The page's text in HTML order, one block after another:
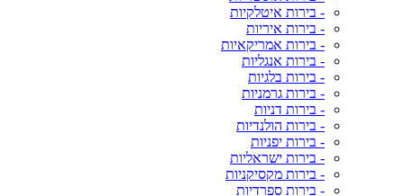
- בירות איטלקיות
- בירות איריות
- בירות אמריקאיות
- בירות אנגליות
- בירות בלגיות
- בירות גרמניות
- בירות דניות
- בירות הולנדיות
- בירות יפניות
- בירות ישראליות
- בירות מקסיקניות
- בירות ספרדיות